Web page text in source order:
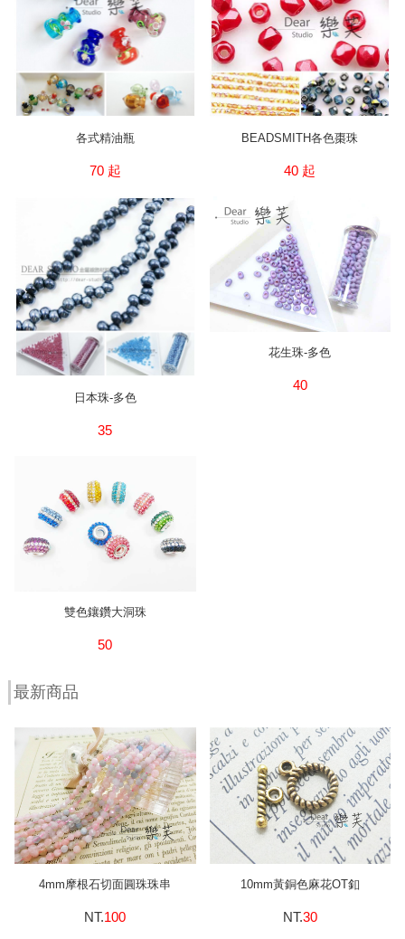
各式精油瓶
70 起
BEADSMITH各色棗珠
40 起
日本珠-多色
35
花生珠-多色
40
雙色鑲鑽大洞珠
50
最新商品
4mm摩根石切面圓珠珠串
NT.100
10mm黃銅色麻花OT釦
NT.30